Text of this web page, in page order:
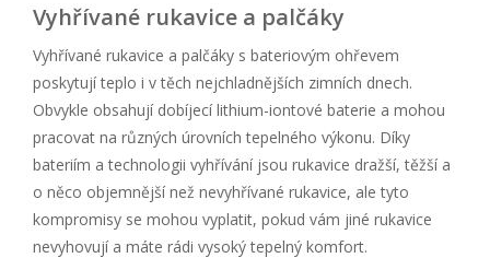
Vyhřívané rukavice a palčáky
Vyhřívané rukavice a palčáky s bateriovým ohřevem
poskytují teplo i v těch nejchladnějších zimních dnech.
Obvykle obsahují dobíjecí lithium-iontové baterie a mohou
pracovat na různých úrovních tepelného výkonu. Díky
bateriím a technologii vyhřívání jsou rukavice dražší, těžší a
o něco objemnější než nevyhřívané rukavice, ale tyto
kompromisy se mohou vyplatit, pokud vám jiné rukavice
nevyhovují a máte rádi vysoký tepelný komfort.